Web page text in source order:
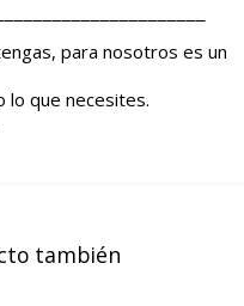
para nosotros es un
lo que necesites.
también